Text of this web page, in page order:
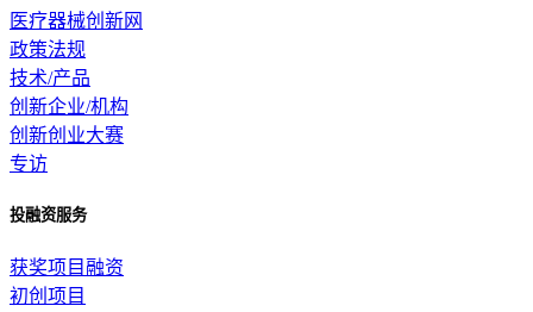
医疗器械创新网
政策法规
技术/产品
创新企业/机构
创新创业大赛
专访
投融资服务
获奖项目融资
初创项目